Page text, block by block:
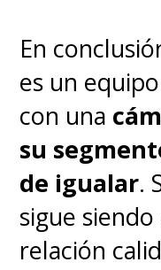
En
es un
con una
su
de igualar.
sigue
relación